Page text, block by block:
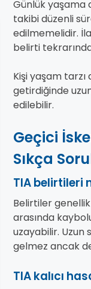
Günlük yaşama
takibi düzenli
edilmemelidir.
belirti
Kişi yaşam tarzı
getirdiğinde
edilebilir.
Geçici
Sıkça
TIA belirtileri
Belirtiler
arasında
uzayabilir. Uzun
gelmez ancak
TIA kalıcı